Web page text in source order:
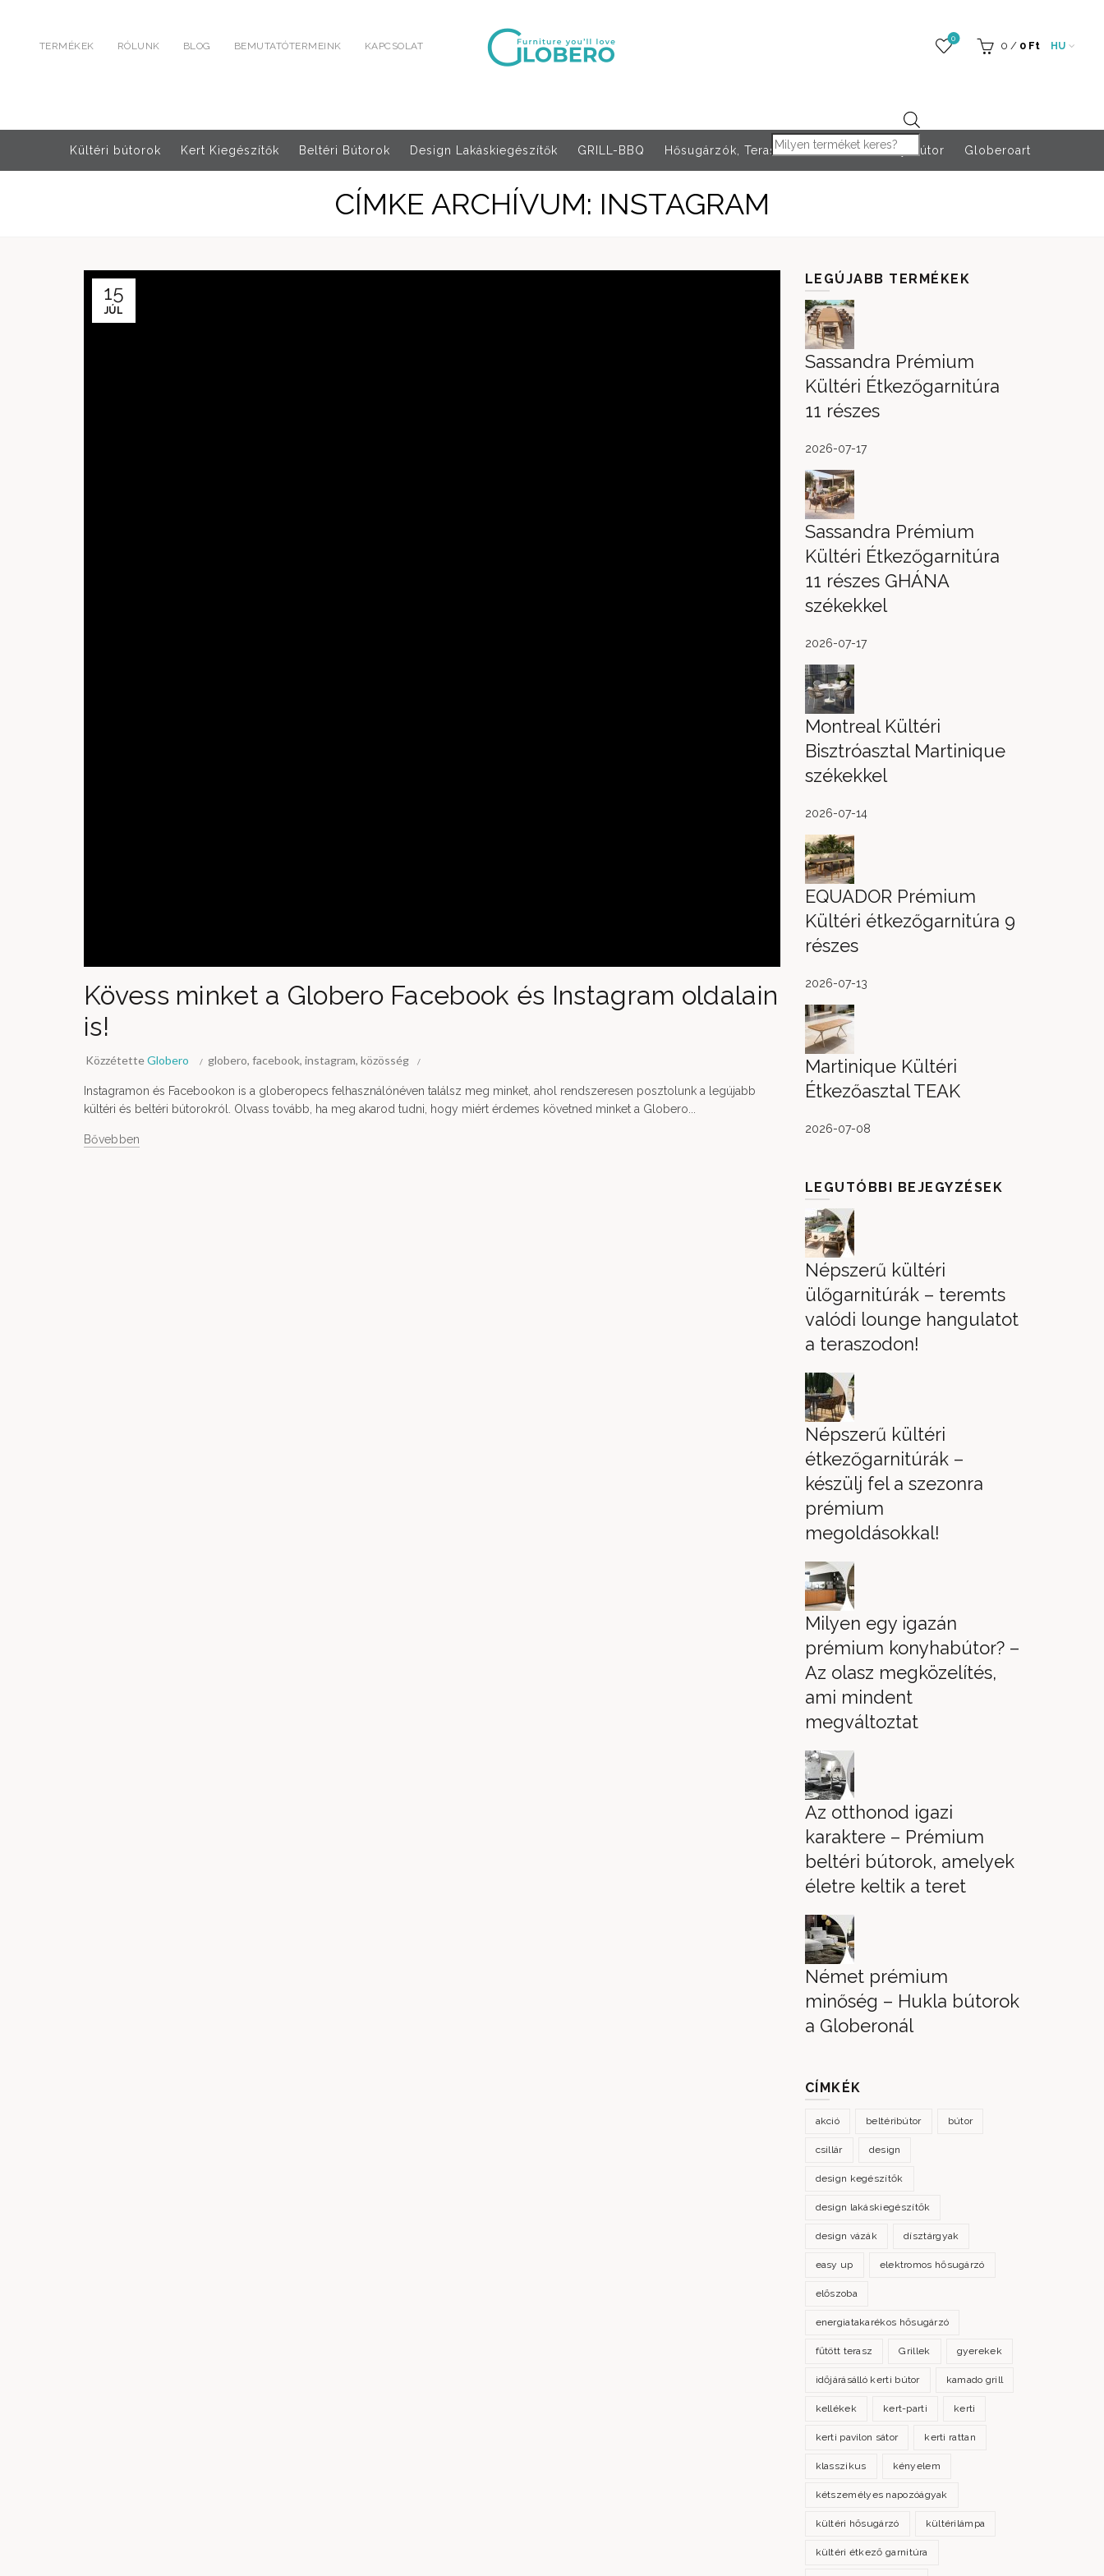
TERMÉKEK RÓLUNK BLOG BEMUTATÓTERMEINK KAPCSOLAT
Products search
0
0 / 0 Ft HU
Kültéri bútorok Kert Kiegészítők Beltéri Bútorok Design Lakáskiegészítők GRILL-BBQ Hősugárzók, Teraszfűtés Rendezvény bútor Globeroart
CÍMKE ARCHÍVUM: INSTAGRAM
15
JÚL
Kövess minket a Globero Facebook és Instagram oldalain
is!
KözzétetteGlobero globero, facebook, instagram, közösség
Instagramon és Facebookon is a globeropecs felhasználónéven találsz meg minket, ahol rendszeresen posztolunk a legújabb
kültéri és beltéri bútorokról. Olvass tovább, ha meg akarod tudni, hogy miért érdemes követned minket a Globero...
Bővebben
LEGÚJABB TERMÉKEK
Sassandra Prémium
Kültéri Étkezőgarnitúra
11 részes
2026-07-17
Sassandra Prémium
Kültéri Étkezőgarnitúra
11 részes GHÁNA
székekkel
2026-07-17
Montreal Kültéri
Bisztróasztal Martinique
székekkel
2026-07-14
EQUADOR Prémium
Kültéri étkezőgarnitúra 9
részes
2026-07-13
Martinique Kültéri
Étkezőasztal TEAK
2026-07-08
LEGUTÓBBI BEJEGYZÉSEK
Népszerű kültéri
ülőgarnitúrák – teremts
valódi lounge hangulatot
a teraszodon!
Népszerű kültéri
étkezőgarnitúrák –
készülj fel a szezonra
prémium
megoldásokkal!
Milyen egy igazán
prémium konyhabútor? –
Az olasz megközelítés,
ami mindent
megváltoztat
Az otthonod igazi
karaktere – Prémium
beltéri bútorok, amelyek
életre keltik a teret
Német prémium
minőség – Hukla bútorok
a Globeronál
CÍMKÉK
akció beltéribútor bútor
csillár design
design kegészítők
design lakáskiegészítők
design vázák dísztárgyak
easy up elektromos hősugárzó
előszoba
energiatakarékos hősugárzó
fűtött terasz Grillek gyerekek
időjárásálló kerti bútor kamado grill
kellékek kert-parti kerti
kerti pavilon sátor kerti rattan
klasszikus kényelem
kétszemélyes napozóágyak
kültéri hősugárzó kültérilámpa
kültéri étkező garnitúra